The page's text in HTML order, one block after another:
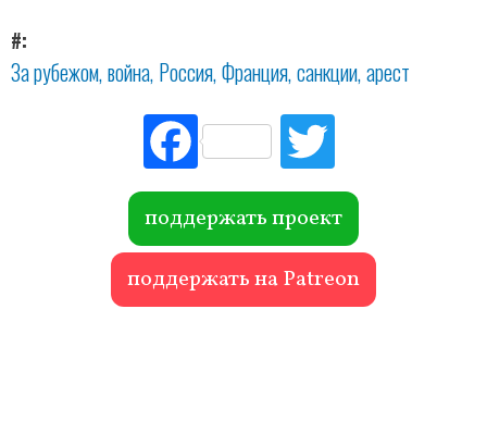
#
За рубежом война Россия Франция санкции арест
Fac
ebo
ok r
поддержать проект
поддержать на Patreon